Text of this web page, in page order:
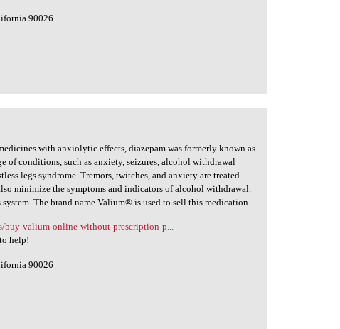
90026
with anxiolytic effects, diazepam was formerly known as
of conditions, such as anxiety, seizures, alcohol withdrawal
legs syndrome. Tremors, twitches, and anxiety are treated
minimize the symptoms and indicators of alcohol withdrawal.
The brand name Valium® is used to sell this medication
buy-valium-online-without-prescription-p...
help!
90026